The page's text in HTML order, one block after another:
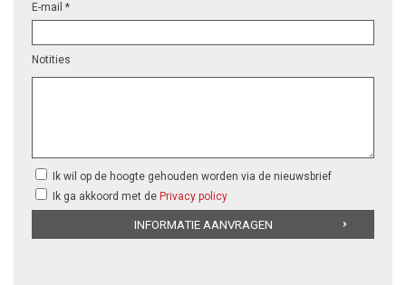
E-mail *
Notities
Ik wil op de hoogte gehouden worden via de nieuwsbrief
Ik ga akkoord met de Privacy policy